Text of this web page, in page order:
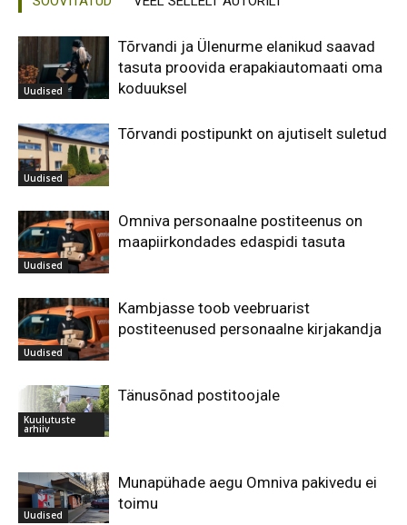
Uudised
Tõrvandi ja Ülenurme elanikud saavad
tasuta proovida erapakiautomaati oma
koduuksel
Uudised
Tõrvandi postipunkt on ajutiselt suletud
Uudised
Omniva personaalne postiteenus on
maapiirkondades edaspidi tasuta
Uudised
Kambjasse toob veebruarist
postiteenused personaalne kirjakandja
Kuulutuste
arhiiv
Tänusõnad postitoojale
Uudised
Munapühade aegu Omniva pakivedu ei
toimu